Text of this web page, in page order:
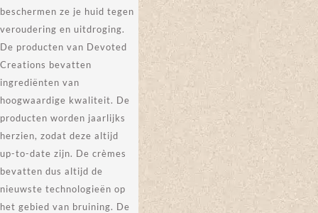
beschermen ze je huid tegen
veroudering en uitdroging.
De producten van Devoted
Creations bevatten
ingrediënten van
hoogwaardige kwaliteit. De
producten worden jaarlijks
herzien, zodat deze altijd
up-to-date zijn. De crèmes
bevatten dus altijd de
nieuwste technologieën op
het gebied van bruining. De